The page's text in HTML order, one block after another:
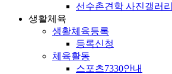
선수촌견학 사진갤러리
생활체육
생활체육등록
등록신청
체육활동
스포츠7330안내